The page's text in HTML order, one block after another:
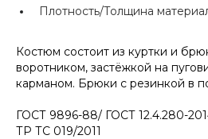
Плотность/Толщина
Костюм состоит из куртки и
воротником, застёжкой на
карманом. Брюки с резинкой в
ГОСТ 9896-88/ ГОСТ 12.4.280-
ТР ТС 019/2011